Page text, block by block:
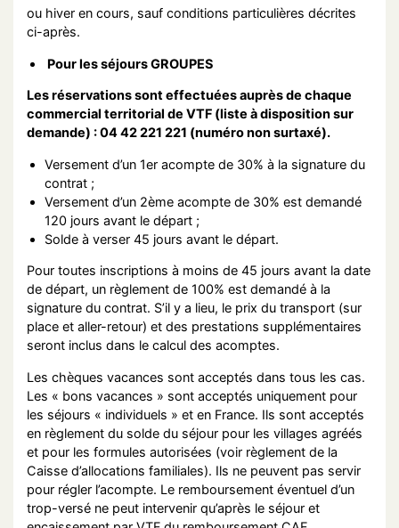
ou hiver en cours, sauf conditions particulières décrites
ci-après.
Pour les séjours GROUPES
Les réservations sont effectuées auprès de chaque
commercial territorial de VTF (liste à disposition sur
demande) : 04 42 221 221 (numéro non surtaxé).
Versement d’un 1er acompte de 30% à la signature du
contrat ;
Versement d’un 2ème acompte de 30% est demandé
120 jours avant le départ ;
Solde à verser 45 jours avant le départ.
Pour toutes inscriptions à moins de 45 jours avant la date
de départ, un règlement de 100% est demandé à la
signature du contrat. S’il y a lieu, le prix du transport (sur
place et aller-retour) et des prestations supplémentaires
seront inclus dans le calcul des acomptes.
Les chèques vacances sont acceptés dans tous les cas.
Les « bons vacances » sont acceptés uniquement pour
les séjours « individuels » et en France. Ils sont acceptés
en règlement du solde du séjour pour les villages agréés
et pour les formules autorisées (voir règlement de la
Caisse d’allocations familiales). Ils ne peuvent pas servir
pour régler l’acompte. Le remboursement éventuel d’un
trop-versé ne peut intervenir qu’après le séjour et